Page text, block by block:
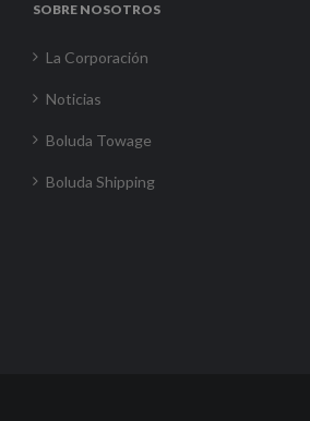
SOBRE NOSOTROS
La Corporación
Noticias
Boluda Towage
Boluda Shipping